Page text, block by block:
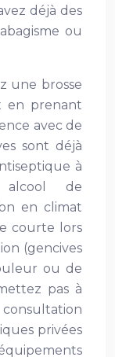
déjà des
ou
une brosse
en prenant
avec de
sont déjà
à
alcool de
en climat
courte lors
(gencives
ou de
pas à
privées